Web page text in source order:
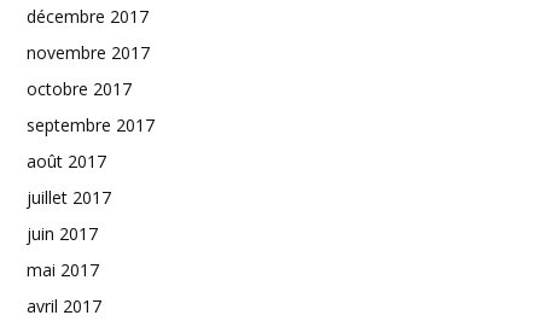
décembre 2017
novembre 2017
octobre 2017
septembre 2017
août 2017
juillet 2017
juin 2017
mai 2017
avril 2017